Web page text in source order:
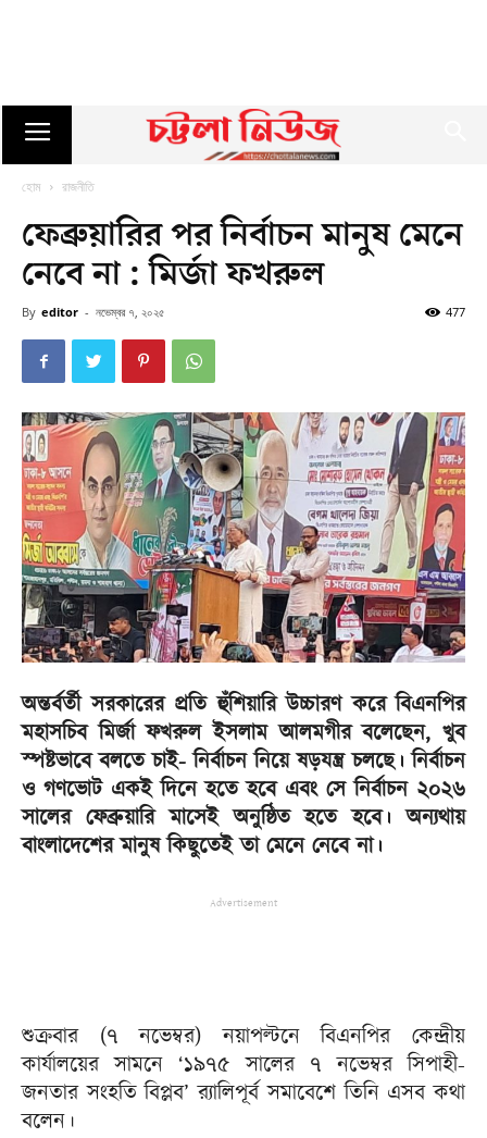
হোম রাজনীতি
ফেব্রুয়ারির পর নির্বাচন মানুষ মেনে
নেবে না : মির্জা ফখরুল
By editor - নভেম্বর ৭, ২০২৫ 477
অন্তর্বর্তী সরকারের প্রতি হুঁশিয়ারি উচ্চারণ করে বিএনপির
মহাসচিব মির্জা ফখরুল ইসলাম আলমগীর বলেছেন, খুব
স্পষ্টভাবে বলতে চাই- নির্বাচন নিয়ে ষড়যন্ত্র চলছে। নির্বাচন
ও গণভোট একই দিনে হতে হবে এবং সে নির্বাচন ২০২৬
সালের ফেব্রুয়ারি মাসেই অনুষ্ঠিত হতে হবে। অন্যথায়
বাংলাদেশের মানুষ কিছুতেই তা মেনে নেবে না।
Advertisement
শুক্রবার (৭ নভেম্বর) নয়াপল্টনে বিএনপির কেন্দ্রীয়
কার্যালয়ের সামনে ‘১৯৭৫ সালের ৭ নভেম্বর সিপাহী-
জনতার সংহতি বিপ্লব’ র‍্যালিপূর্ব সমাবেশে তিনি এসব কথা
বলেন।